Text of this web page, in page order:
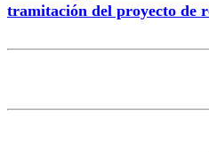
tramitación del proyecto de